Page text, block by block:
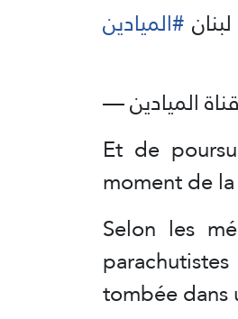
#الميادين
Et de
moment de
Selon les
tombée dans